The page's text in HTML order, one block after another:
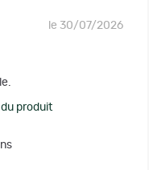
le 30/07/2026
produit